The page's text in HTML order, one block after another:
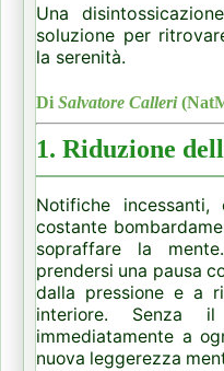
Una
soluzione per
la serenità.
Di Salvatore Calleri
1. Riduzione
Notifiche
costante
sopraffare la
prendersi una pausa
dalla pressione e a
interiore. Senza
immediatamente a
nuova leggerezza